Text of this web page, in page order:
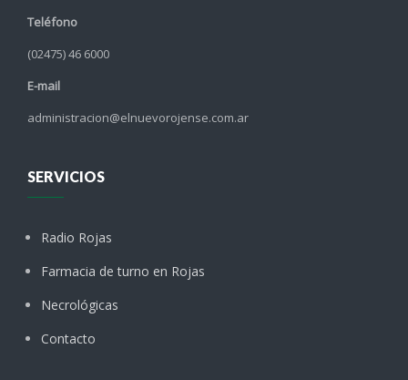
Teléfono
(02475) 46 6000
E-mail
administracion@elnuevorojense.com.ar
SERVICIOS
Radio Rojas
Farmacia de turno en Rojas
Necrológicas
Contacto